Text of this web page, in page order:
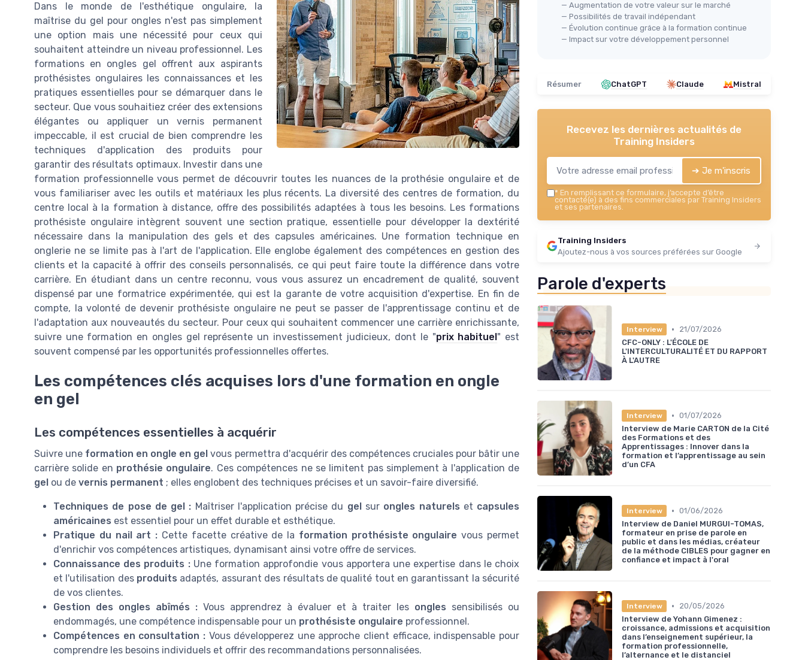
Dans le monde de l'esthétique ongulaire, la
maîtrise du gel pour ongles n'est pas simplement
une option mais une nécessité pour ceux qui
souhaitent atteindre un niveau professionnel. Les
formations en ongles gel offrent aux aspirants
prothésistes ongulaires les connaissances et les
pratiques essentielles pour se démarquer dans le
secteur. Que vous souhaitiez créer des extensions
élégantes ou appliquer un vernis permanent
impeccable, il est crucial de bien comprendre les
techniques d'application des produits pour
garantir des résultats optimaux. Investir dans une
formation professionnelle vous permet de découvrir toutes les nuances de la prothésie ongulaire et de
vous familiariser avec les outils et matériaux les plus récents. La diversité des centres de formation, du
centre local à la formation à distance, offre des possibilités adaptées à tous les besoins. Les formations
prothésiste ongulaire intègrent souvent une section pratique, essentielle pour développer la dextérité
nécessaire dans la manipulation des gels et des capsules américaines. Une formation technique en
onglerie ne se limite pas à l'art de l'application. Elle englobe également des compétences en gestion des
clients et la capacité à offrir des conseils personnalisés, ce qui peut faire toute la différence dans votre
carrière. En étudiant dans un centre reconnu, vous vous assurez un encadrement de qualité, souvent
dispensé par une formatrice expérimentée, qui est la garante de votre acquisition d'expertise. En fin de
compte, la volonté de devenir prothésiste ongulaire ne peut se passer de l'apprentissage continu et de
l'adaptation aux nouveautés du secteur. Pour ceux qui souhaitent commencer une carrière enrichissante,
suivre une formation en ongles gel représente un investissement judicieux, dont le "prix habituel" est
souvent compensé par les opportunités professionnelles offertes.
Les compétences clés acquises lors d'une formation en ongle
en gel
Les compétences essentielles à acquérir
Suivre une formation en ongle en gel vous permettra d'acquérir des compétences cruciales pour bâtir une
carrière solide en prothésie ongulaire. Ces compétences ne se limitent pas simplement à l'application de
gel ou de vernis permanent ; elles englobent des techniques précises et un savoir-faire diversifié.
Techniques de pose de gel : Maîtriser l'application précise du gel sur ongles naturels et capsules
américaines est essentiel pour un effet durable et esthétique.
Pratique du nail art : Cette facette créative de la formation prothésiste ongulaire vous permet
d'enrichir vos compétences artistiques, dynamisant ainsi votre offre de services.
Connaissance des produits :Une formation approfondie vous apportera une expertise dans le choix
et l'utilisation des produits adaptés, assurant des résultats de qualité tout en garantissant la sécurité
de vos clientes.
Gestion des ongles abîmés : Vous apprendrez à évaluer et à traiter les ongles sensibilisés ou
endommagés, une compétence indispensable pour un prothésiste ongulaire professionnel.
Compétences en consultation :Vous développerez une approche client efficace, indispensable pour
comprendre les besoins individuels et offrir des recommandations personnalisées.
— Augmentation de votre valeur sur le marché
— Possibilités de travail indépendant
— Évolution continue grâce à la formation continue
— Impact sur votre développement personnel
Résumer ChatGPT Claude Mistral
Recevez les dernières actualités de
Training Insiders
➔ Je m'inscris
* En remplissant ce formulaire, j’accepte d’être
contacté(e) à des fins commerciales par Training Insiders
et ses partenaires.
Training Insiders
Ajoutez-nous à vos sources préférées sur Google
Parole d'experts
Interview •
21/07/2026
CFC-ONLY : L'ÉCOLE DE
L'INTERCULTURALITÉ ET DU RAPPORT
À L'AUTRE
Interview • 01/07/2026
Interview de Marie CARTON de la Cité
des Formations et des
Apprentissages : Innover dans la
formation et l’apprentissage au sein
d’un CFA
Interview • 01/06/2026
Interview de Daniel MURGUI-TOMAS,
formateur en prise de parole en
public et dans les médias, créateur
de la méthode CIBLES pour gagner en
confiance et impact à l'oral
Interview •
20/05/2026
Interview de Yohann Gimenez :
croissance, admissions et acquisition
dans l’enseignement supérieur, la
formation professionnelle,
l’alternance et le distanciel